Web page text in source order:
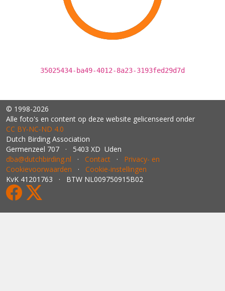
35025434-ba49-4012-8a23-3193fed29d7d
© 1998-2026
Alle foto's en content op deze website gelicenseerd onder
CC BY‑NC‑ND 4.0
Dutch Birding Association
Germenzeel 707 · 5403 XD Uden
dba@dutchbirding.nl · Contact · Privacy- en
Cookievoorwaarden · Cookie-instellingen
KvK 41201763 · BTW NL009750915B02